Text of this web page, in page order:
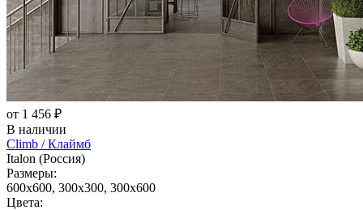
от 1 456 ₽
В наличии
Climb / Клаймб
Italon (Россия)
Размеры:
600x600, 300x300, 300x600
Цвета: